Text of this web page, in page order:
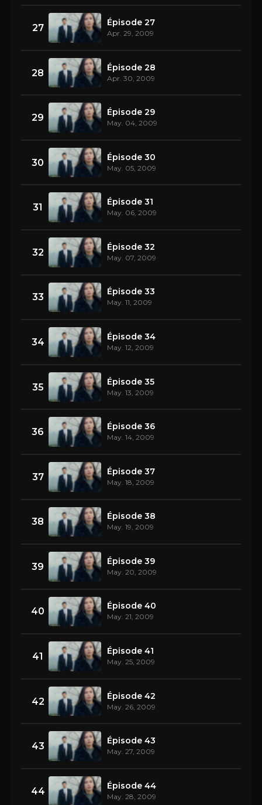
27 Épisode 27
Apr. 29, 2009
28 Épisode 28
Apr. 30, 2009
29 Épisode 29
May. 04, 2009
30 Épisode 30
May. 05, 2009
31 Épisode 31
May. 06, 2009
32 Épisode 32
May. 07, 2009
33 Épisode 33
May. 11, 2009
34 Épisode 34
May. 12, 2009
35 Épisode 35
May. 13, 2009
36 Épisode 36
May. 14, 2009
37 Épisode 37
May. 18, 2009
38 Épisode 38
May. 19, 2009
39 Épisode 39
May. 20, 2009
40 Épisode 40
May. 21, 2009
41 Épisode 41
May. 25, 2009
42 Épisode 42
May. 26, 2009
43 Épisode 43
May. 27, 2009
44 Épisode 44
May. 28, 2009